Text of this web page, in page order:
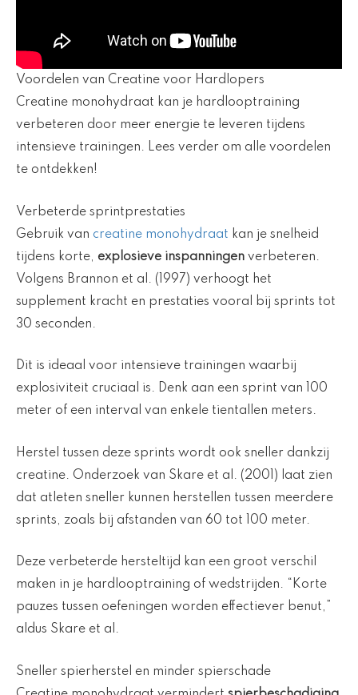
Voordelen van Creatine voor Hardlopers
Creatine monohydraat kan je hardlooptraining
verbeteren door meer energie te leveren tijdens
intensieve trainingen. Lees verder om alle voordelen
te ontdekken!
Verbeterde sprintprestaties
Gebruik van creatine monohydraat kan je snelheid
tijdens korte, explosieve inspanningen verbeteren.
Volgens Brannon et al. (1997) verhoogt het
supplement kracht en prestaties vooral bij sprints tot
30 seconden.
Dit is ideaal voor intensieve trainingen waarbij
explosiviteit cruciaal is. Denk aan een sprint van 100
meter of een interval van enkele tientallen meters.
Herstel tussen deze sprints wordt ook sneller dankzij
creatine. Onderzoek van Skare et al. (2001) laat zien
dat atleten sneller kunnen herstellen tussen meerdere
sprints, zoals bij afstanden van 60 tot 100 meter.
Deze verbeterde hersteltijd kan een groot verschil
maken in je hardlooptraining of wedstrijden. “Korte
pauzes tussen oefeningen worden effectiever benut,”
aldus Skare et al.
Sneller spierherstel en minder spierschade